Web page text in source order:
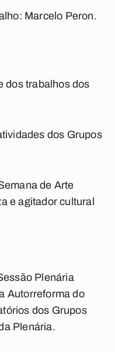
Marcelo Peron.
dos trabalhos dos
dos Grupos
de Arte
e agitador cultural
Plenária
Autorreforma do
dos Grupos
Plenária.